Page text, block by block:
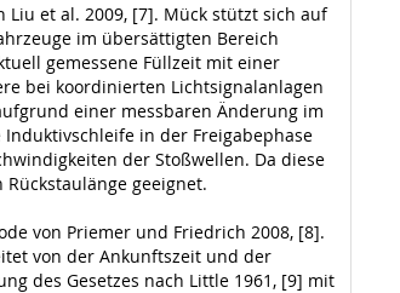
et al. 2009, [7]. Mück stützt sich auf
im übersättigten Bereich
gemessene Füllzeit mit einer
bei koordinierten Lichtsignalanlagen
einer messbaren Änderung im
in der Freigabephase
der Stoßwellen. Da diese
geeignet.
von Priemer und Friedrich 2008, [8].
von der Ankunftszeit und der
des Gesetzes nach Little 1961, [9] mit